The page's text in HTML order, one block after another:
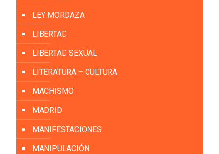
LEY MORDAZA
LIBERTAD
LIBERTAD SEXUAL
LITERATURA – CULTURA
MACHISMO
MADRID
MANIFESTACIONES
MANIPULACIÓN